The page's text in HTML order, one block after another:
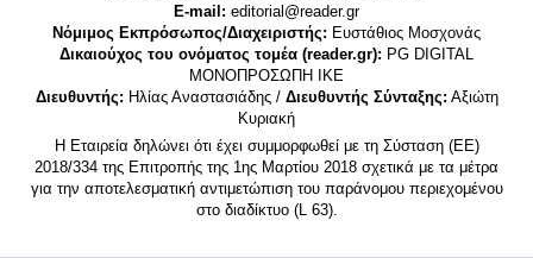
E-mail: editorial@reader.gr
Νόμιμος Εκπρόσωπος/Διαχειριστής: Ευστάθιος Μοσχονάς
Δικαιούχος του ονόματος τομέα (reader.gr): PG DIGITAL
MONΟΠΡΟΣΩΠΗ ΙΚΕ
Διευθυντής: Ηλίας Αναστασιάδης / Διευθυντής Σύνταξης: Αξιώτη
Κυριακή
Η Εταιρεία δηλώνει ότι έχει συμμορφωθεί με τη Σύσταση (ΕΕ)
2018/334 της Επιτροπής της 1ης Μαρτίου 2018 σχετικά με τα μέτρα
για την αποτελεσματική αντιμετώπιση του παράνομου περιεχομένου
στο διαδίκτυο (L 63).